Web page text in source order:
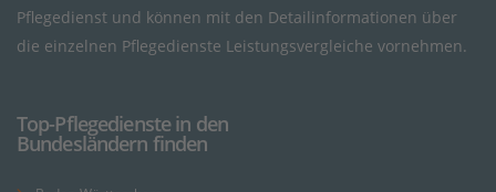
Pflegedienst und können mit den Detailinformationen über
die einzelnen Pflegedienste Leistungsvergleiche vornehmen.
Top-Pflegedienste in den
Bundesländern finden